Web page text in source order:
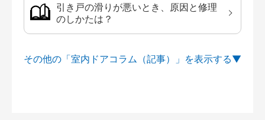
引き戸の滑りが悪いとき、原因と修理
のしかたは？
その他の「室内ドアコラム（記事）」を